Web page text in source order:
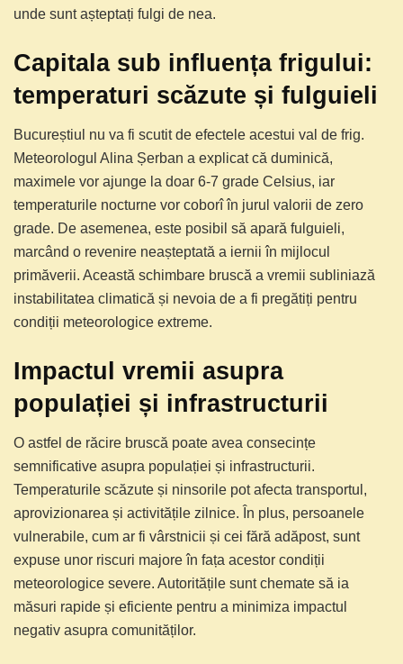
unde sunt așteptați fulgi de nea.
Capitala sub influența frigului:
temperaturi scăzute și fulguieli
Bucureștiul nu va fi scutit de efectele acestui val de frig.
Meteorologul Alina Șerban a explicat că duminică,
maximele vor ajunge la doar 6-7 grade Celsius, iar
temperaturile nocturne vor coborî în jurul valorii de zero
grade. De asemenea, este posibil să apară fulguieli,
marcând o revenire neașteptată a iernii în mijlocul
primăverii. Această schimbare bruscă a vremii subliniază
instabilitatea climatică și nevoia de a fi pregătiți pentru
condiții meteorologice extreme.
Impactul vremii asupra
populației și infrastructurii
O astfel de răcire bruscă poate avea consecințe
semnificative asupra populației și infrastructurii.
Temperaturile scăzute și ninsorile pot afecta transportul,
aprovizionarea și activitățile zilnice. În plus, persoanele
vulnerabile, cum ar fi vârstnicii și cei fără adăpost, sunt
expuse unor riscuri majore în fața acestor condiții
meteorologice severe. Autoritățile sunt chemate să ia
măsuri rapide și eficiente pentru a minimiza impactul
negativ asupra comunităților.